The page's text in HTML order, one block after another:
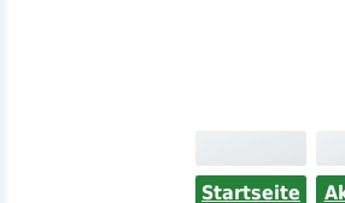
Startseite